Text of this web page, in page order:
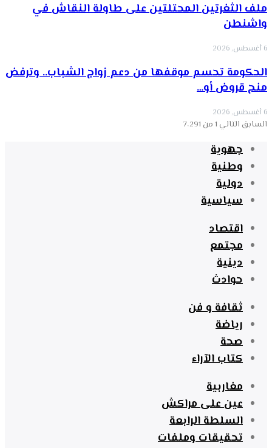
ملف الثغرتين المحتلتين على طاولة النقاش في
واشنطن
6 أغسطس, 2026
الحكومة تحسم موقفها من دعم زواج الشباب.. وترفض
منح قروض أو…
6 أغسطس, 2026
السابق التالي 1 من 7٬291
جهوية
وطنية
دولية
سياسية
اقتصاد
مجتمع
دينية
حوادث
ثقافة و فن
رياضة
صحة
كتاب الآراء
مغاربية
عين على مراكش
السلطة الرابعة
تحقيقات وملفات